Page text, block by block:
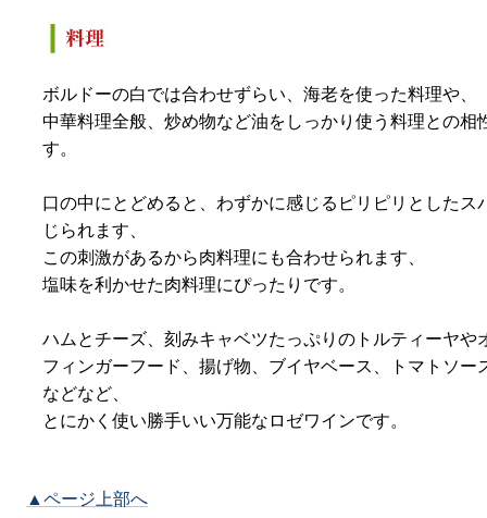
ボルドーの白では合わせずらい、海老を使った料理や、
中華料理全般、炒め物など油をしっかり使う料理との相
す。
口の中にとどめると、わずかに感じるピリピリとしたス
じられます、
この刺激があるから肉料理にも合わせられます、
塩味を利かせた肉料理にぴったりです。
ハムとチーズ、刻みキャベツたっぷりのトルティーヤや
フィンガーフード、揚げ物、ブイヤベース、トマトソー
などなど、
とにかく使い勝手いい万能なロゼワインです。
▲ページ上部へ